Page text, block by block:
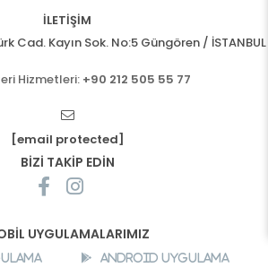
İLETİŞİM
Cad. Kayın Sok. No:5 Güngören / İSTANBUL
Hizmetleri: +90 212 505 55 77
[email protected]
BİZİ TAKİP EDİN
UYGULAMALARIMIZ
Android Uygulama